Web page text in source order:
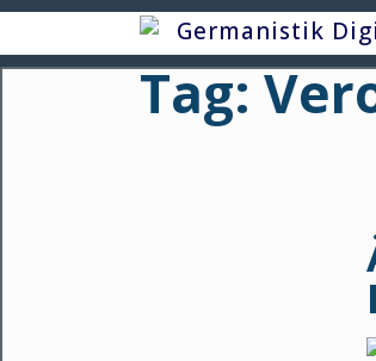
to
Germanistik
Tag: